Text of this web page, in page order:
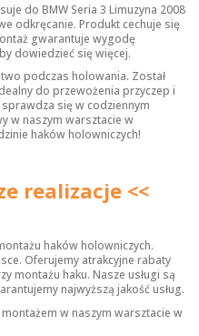
do BMW Seria 3 Limuzyna 2008
odkręcanie. Produkt cechuje się
gwarantuje wygodę
dowiedzieć się więcej.
podczas holowania. Został
do przewożenia przyczep i
się w codziennym
w naszym warsztacie w
haków holowniczych!
realizacje <<
haków holowniczych.
Oferujemy atrakcyjne rabaty
montażu haku. Nasze usługi są
najwyższą jakość usług.
w naszym warsztacie w